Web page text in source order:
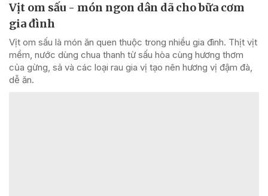
Vịt om sấu - món ngon dân dã cho bữa cơm
gia đình
Vịt om sấu là món ăn quen thuộc trong nhiều gia đình. Thịt vịt
mềm, nước dùng chua thanh từ sấu hòa cùng hương thơm
của gừng, sả và các loại rau gia vị tạo nên hương vị đậm đà,
dễ ăn.